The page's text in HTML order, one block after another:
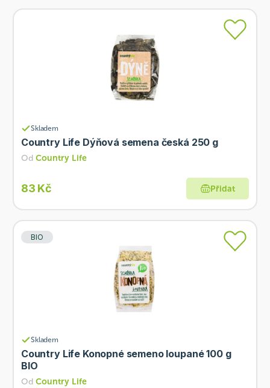
Skladem
Country Life Dýňová semena česká 250 g
Od Country Life
83 Kč Přidat
BIO
Skladem
Country Life Konopné semeno loupané 100 g
BIO
Od Country Life